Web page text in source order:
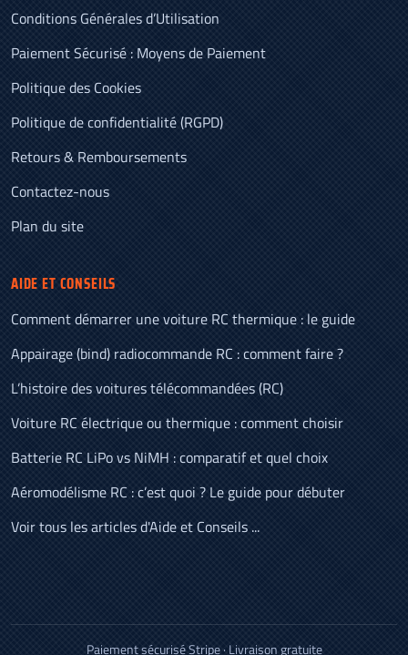
Conditions Générales d’Utilisation
Paiement Sécurisé : Moyens de Paiement
Politique des Cookies
Politique de confidentialité (RGPD)
Retours & Remboursements
Contactez-nous
Plan du site
AIDE ET CONSEILS
Comment démarrer une voiture RC thermique : le guide
Appairage (bind) radiocommande RC : comment faire ?
L’histoire des voitures télécommandées (RC)
Voiture RC électrique ou thermique : comment choisir
Batterie RC LiPo vs NiMH : comparatif et quel choix
Aéromodélisme RC : c’est quoi ? Le guide pour débuter
Voir tous les articles d'Aide et Conseils ...
Paiement sécurisé Stripe · Livraison gratuite